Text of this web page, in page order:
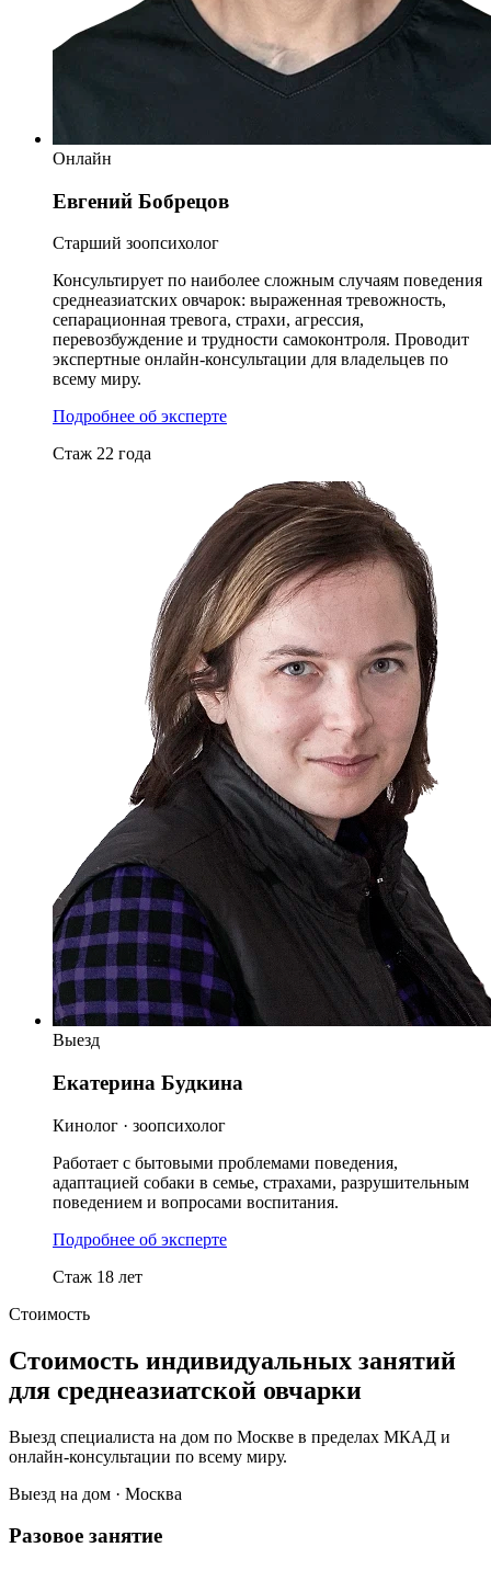
Онлайн
Евгений Бобрецов
Старший зоопсихолог
Консультирует по наиболее сложным случаям поведения
среднеазиатских овчарок: выраженная тревожность,
сепарационная тревога, страхи, агрессия,
перевозбуждение и трудности самоконтроля. Проводит
экспертные онлайн-консультации для владельцев по
всему миру.
Подробнее об эксперте
Стаж 22 года
Выезд
Екатерина Будкина
Кинолог · зоопсихолог
Работает с бытовыми проблемами поведения,
адаптацией собаки в семье, страхами, разрушительным
поведением и вопросами воспитания.
Подробнее об эксперте
Стаж 18 лет
Стоимость
Стоимость индивидуальных занятий
для среднеазиатской овчарки
Выезд специалиста на дом по Москве в пределах МКАД и
онлайн-консультации по всему миру.
Выезд на дом · Москва
Разовое занятие